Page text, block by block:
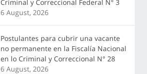
Criminal y Correccional Federal N° 3
6 August, 2026
Postulantes para cubrir una vacante
no permanente en la Fiscalía Nacional
en lo Criminal y Correccional N° 28
6 August, 2026